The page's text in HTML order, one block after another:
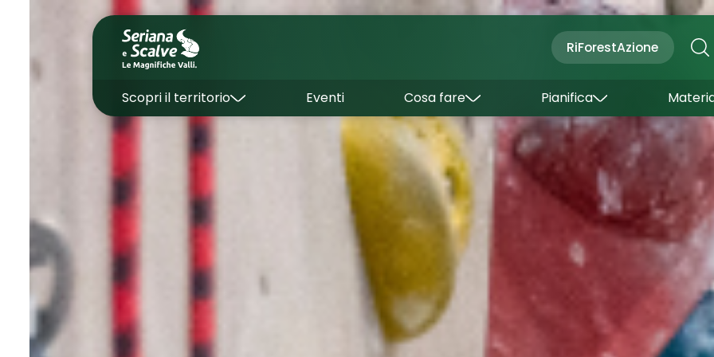
RiForestAzione
Scopri il territorio Eventi Cosa fare
Con bambini
Inverno
Estate
Esperienze
Pianifica
Dove dormire
Come arrivare
Come muoversi
Wishlist
Uffici turistici